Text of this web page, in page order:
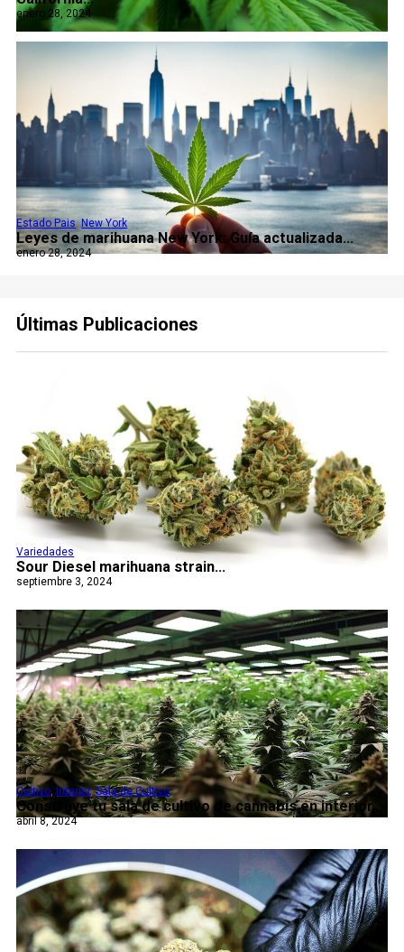
enero 28, 2024
Leyes de marihuana New York: Guía actualizada...
Estado Pais,New York
enero 28, 2024
Últimas Publicaciones
Sour Diesel marihuana strain...
Variedades
septiembre 3, 2024
Construye tu sala de cultivo de cannabis en interior...
Cultivo, Interior,Sala de Cultivo
abril 8, 2024